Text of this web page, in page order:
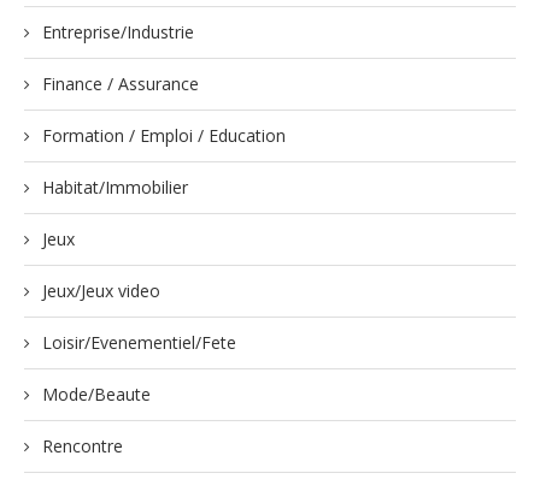
Entreprise/Industrie
Finance / Assurance
Formation / Emploi / Education
Habitat/Immobilier
Jeux
Jeux/Jeux video
Loisir/Evenementiel/Fete
Mode/Beaute
Rencontre